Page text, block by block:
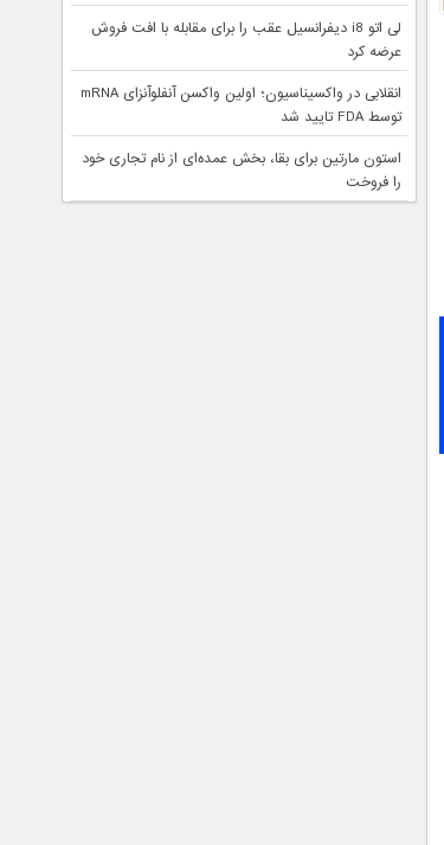
لی اتو i8 دیفرانسیل عقب را برای مقابله با افت فروش
عرضه کرد
انقلابی در واکسیناسیون؛ اولین واکسن آنفلوآنزای mRNA
توسط FDA تایید شد
استون مارتین برای بقا، بخش عمده‌ای از نام تجاری خود
را فروخت